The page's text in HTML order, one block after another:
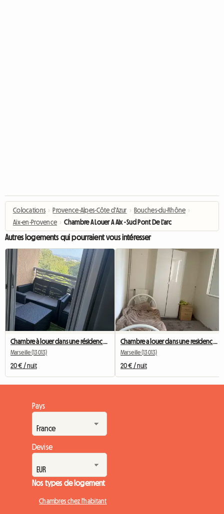
Colocations › Provence-Alpes-Côte d'Azur › Bouches-du-Rhône ›
Aix-en-Provence › Chambre A Louer A Aix - Sud Pont De L'arc
Autres logements qui pourraient vous intéresser
Marseille (13013)
20 € / nuit
Marseille (13013)
20 € / nuit
Pays
Devise
Nos types de logement
Chambres chez l'habitant